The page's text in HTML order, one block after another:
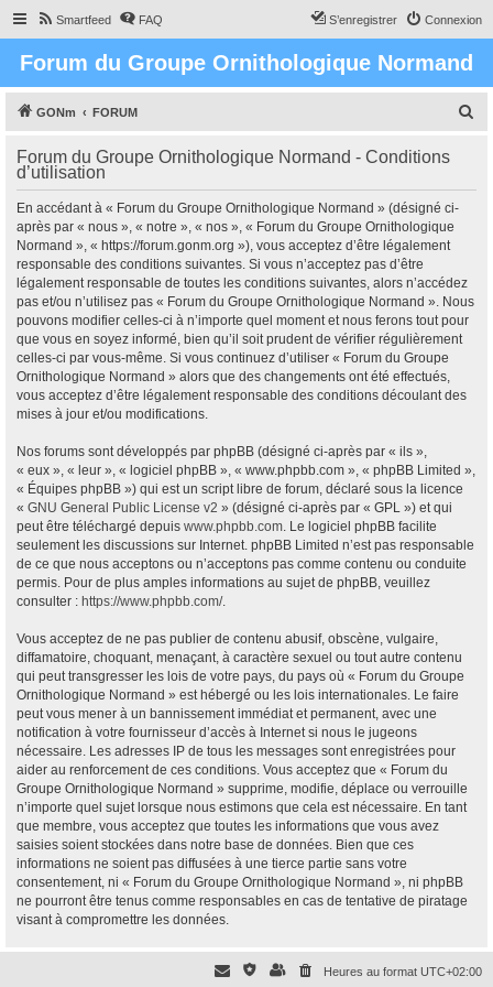
Smartfeed FAQ Connexion
S’enregistrer
Forum du Groupe Ornithologique Normand
GONm FORUM
h
Forum du Groupe Ornithologique Normand - Conditions
d’utilisation
En accédant à « Forum du Groupe Ornithologique Normand » (désigné ci-
après par « nous », « notre », « nos », « Forum du Groupe Ornithologique
Normand », « https://forum.gonm.org »), vous acceptez d’être légalement
responsable des conditions suivantes. Si vous n’acceptez pas d’être
légalement responsable de toutes les conditions suivantes, alors n’accédez
pas et/ou n’utilisez pas « Forum du Groupe Ornithologique Normand ». Nous
pouvons modifier celles-ci à n’importe quel moment et nous ferons tout pour
que vous en soyez informé, bien qu’il soit prudent de vérifier régulièrement
celles-ci par vous-même. Si vous continuez d’utiliser « Forum du Groupe
Ornithologique Normand » alors que des changements ont été effectués,
vous acceptez d’être légalement responsable des conditions découlant des
mises à jour et/ou modifications.
Nos forums sont développés par phpBB (désigné ci-après par « ils »,
« eux », « leur », « logiciel phpBB », « www.phpbb.com », « phpBB Limited »,
« Équipes phpBB ») qui est un script libre de forum, déclaré sous la licence
« GNU General Public License v2 » (désigné ci-après par « GPL ») et qui
peut être téléchargé depuis www.phpbb.com. Le logiciel phpBB facilite
seulement les discussions sur Internet. phpBB Limited n’est pas responsable
de ce que nous acceptons ou n’acceptons pas comme contenu ou conduite
permis. Pour de plus amples informations au sujet de phpBB, veuillez
consulter : https://www.phpbb.com/.
Vous acceptez de ne pas publier de contenu abusif, obscène, vulgaire,
diffamatoire, choquant, menaçant, à caractère sexuel ou tout autre contenu
qui peut transgresser les lois de votre pays, du pays où « Forum du Groupe
Ornithologique Normand » est hébergé ou les lois internationales. Le faire
peut vous mener à un bannissement immédiat et permanent, avec une
notification à votre fournisseur d’accès à Internet si nous le jugeons
nécessaire. Les adresses IP de tous les messages sont enregistrées pour
aider au renforcement de ces conditions. Vous acceptez que « Forum du
Groupe Ornithologique Normand » supprime, modifie, déplace ou verrouille
n’importe quel sujet lorsque nous estimons que cela est nécessaire. En tant
que membre, vous acceptez que toutes les informations que vous avez
saisies soient stockées dans notre base de données. Bien que ces
informations ne soient pas diffusées à une tierce partie sans votre
consentement, ni « Forum du Groupe Ornithologique Normand », ni phpBB
ne pourront être tenus comme responsables en cas de tentative de piratage
visant à compromettre les données.
Heures au format UTC+02:00